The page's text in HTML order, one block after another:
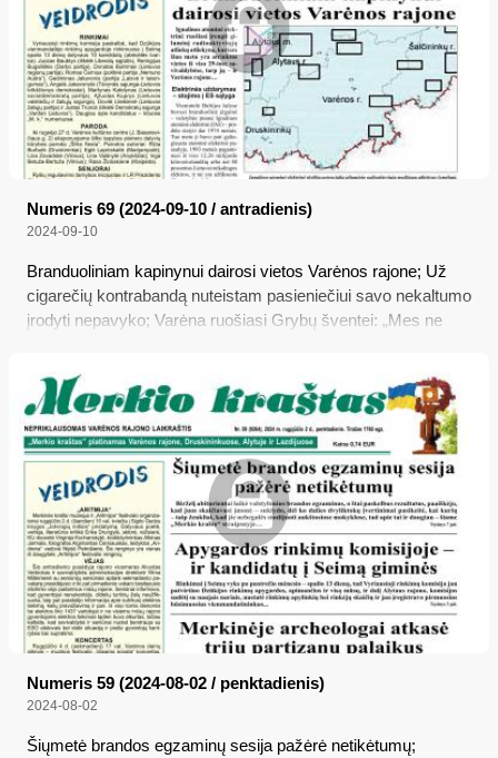
Numeris 69 (2024-09-10 / antradienis)
2024-09-10
Branduoliniam kapinynui dairosi vietos Varėnos rajone; Už
cigarečių kontrabandą nuteistam pasieniečiui savo nekaltumo
įrodyti nepavyko; Varėna ruošiasi Grybų šventei: „Mes ne
chorinės muzikos ambasadoriai Paryžiuje – ir varėniškiai;
Seimas įteisino naminukę
Numeris 59 (2024-08-02 / penktadienis)
2024-08-02
Šiųmetė brandos egzaminų sesija pažėrė netikėtumų;